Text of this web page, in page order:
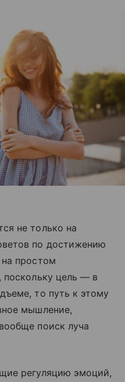
не только на
по достижению
простом
поскольку цель — в
то путь к этому
мышление,
поиск луча
регуляцию эмоций,